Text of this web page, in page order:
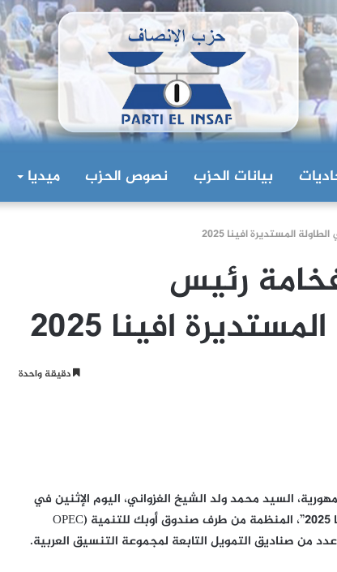
بيانات الحزب نصوص الحزب ميديا
المستديرة افينا 2025
رئيس
افينا 2025
دقيقة واحدة
السيد محمد ولد الشيخ الغزواني، اليوم الإثنين في
العاصمة النمساوية فيينا، في أعمال الطاولة المستديرة “فيينا 2025”، المنظمة من طرف صندوق أوبك للتنمية (OPEC